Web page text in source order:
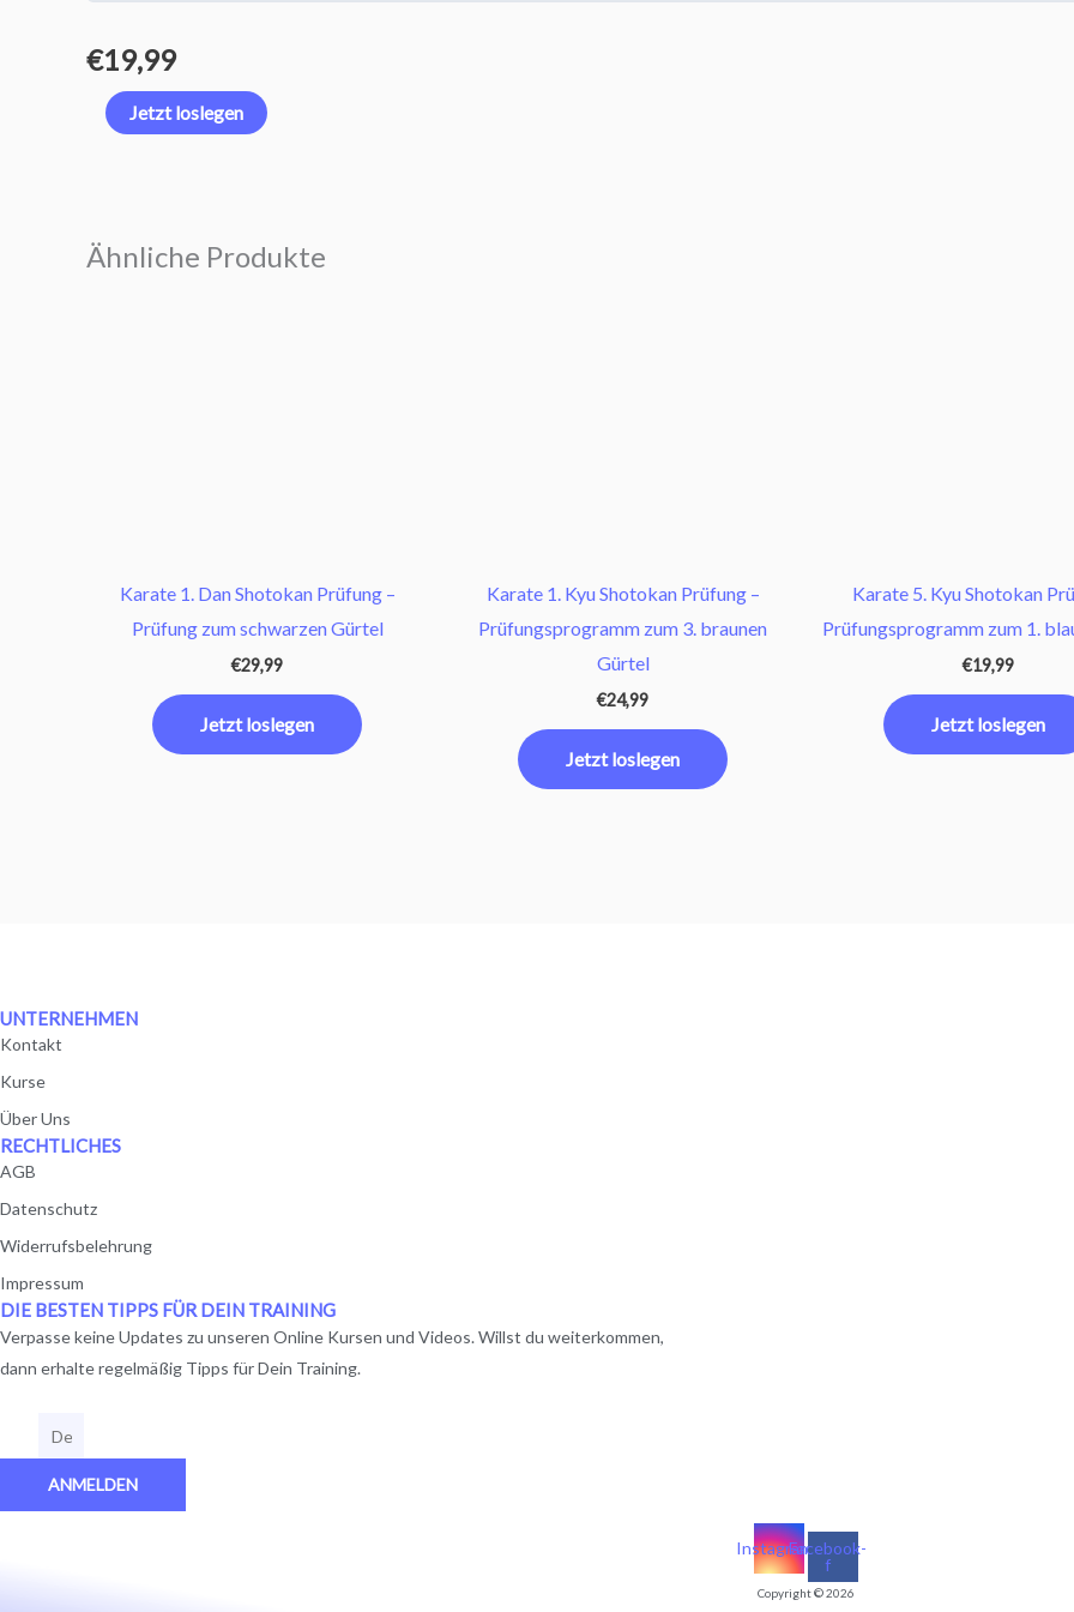
€19,99
Jetzt loslegen
Ähnliche Produkte
Karate 1. Dan Shotokan Prüfung –
Prüfung zum schwarzen Gürtel
€29,99
Jetzt loslegen
Karate 1. Kyu Shotokan Prüfung –
Prüfungsprogramm zum 3. braunen
Gürtel
€24,99
Jetzt loslegen
Karate 5. Kyu Shotokan
Prüfungsprogramm zum 1.
€19,99
Jetzt loslegen
UNTERNEHMEN
Kontakt
Kurse
Über Uns
RECHTLICHES
AGB
Datenschutz
Widerrufsbelehrung
Impressum
DIE BESTEN TIPPS FÜR DEIN TRAINING
Verpasse keine Updates zu unseren Online Kursen und Videos. Willst du weiterkommen,
dann erhalte regelmäßig Tipps für Dein Training.
ANMELDEN
InstagramFacebook-
f
Copyright © 2026